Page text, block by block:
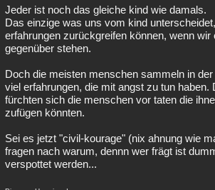
Jeder ist noch das gleiche kind wie damals.
Das einzige was uns vom kind
erfahrungen zurückgreifen können, wenn wir
gegenüber stehen.
Doch die meisten menschen sammeln in
viel erfahrungen, die mit angst zu tun haben.
fürchten sich die menschen vor taten die
zufügen könnten.
Sei es jetzt "civil-kourage" (nix ahnung wie
fragen nach warum, dennn wer frägt ist
verspottet werden...